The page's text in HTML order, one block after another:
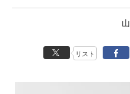
リスト